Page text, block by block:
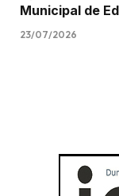
Municipal de
23/07/2026